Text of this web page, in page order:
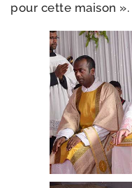
pour cette maison ».